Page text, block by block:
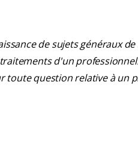
de sujets généraux
d'un
question relative à un